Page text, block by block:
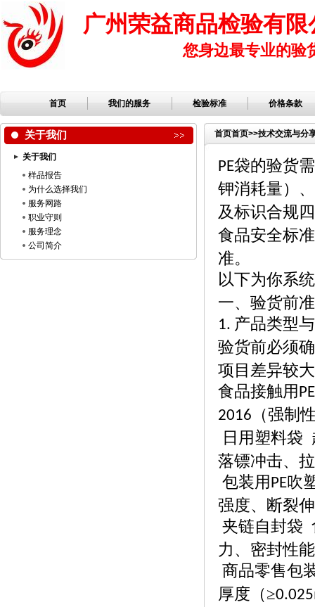
广州荣益商品检验有限
您身边最专业的验
首页 我们的服务 检验标准 价格条款
关于我们
关于我们
样品报告
为什么选择我们
服务网路
职业守则
服务理念
公司简介
首页首页>>技术交流与分
PE袋的验货
钾消耗量）
及标识合规
食品安全标
准。
以下为你系
一、验货前
1. 产品类型
验货前必须
项目差异较
食品接触用PE
2016
（强制
日用塑料袋
落镖冲击、
包装用PE吹
强度、断裂
夹链自封袋
力、密封性
商品零售包
厚度（≥